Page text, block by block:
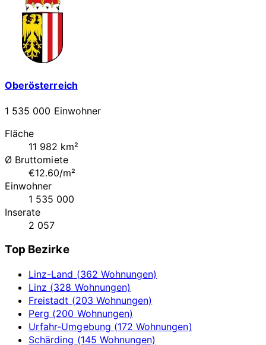
Oberösterreich
1 535 000 Einwohner
Fläche
11 982 km²
Ø Bruttomiete
€12.60/m²
Einwohner
1 535 000
Inserate
2 057
Top Bezirke
Linz-Land (362 Wohnungen)
Linz (328 Wohnungen)
Freistadt (203 Wohnungen)
Perg (200 Wohnungen)
Urfahr-Umgebung (172 Wohnungen)
Schärding (145 Wohnungen)